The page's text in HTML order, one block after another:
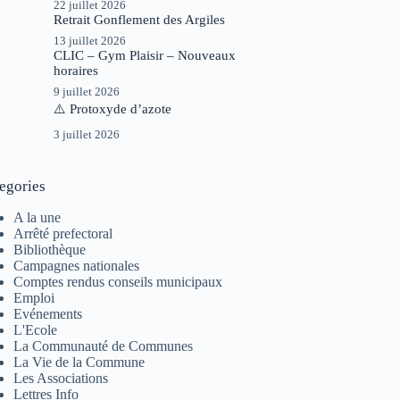
22 juillet 2026
Retrait Gonflement des Argiles
13 juillet 2026
CLIC – Gym Plaisir – Nouveaux
horaires
9 juillet 2026
⚠️ Protoxyde d’azote
3 juillet 2026
A la une
Arrêté prefectoral
Bibliothèque
Campagnes nationales
Comptes rendus conseils municipaux
Emploi
Evénements
L'Ecole
La Communauté de Communes
La Vie de la Commune
Les Associations
Lettres Info